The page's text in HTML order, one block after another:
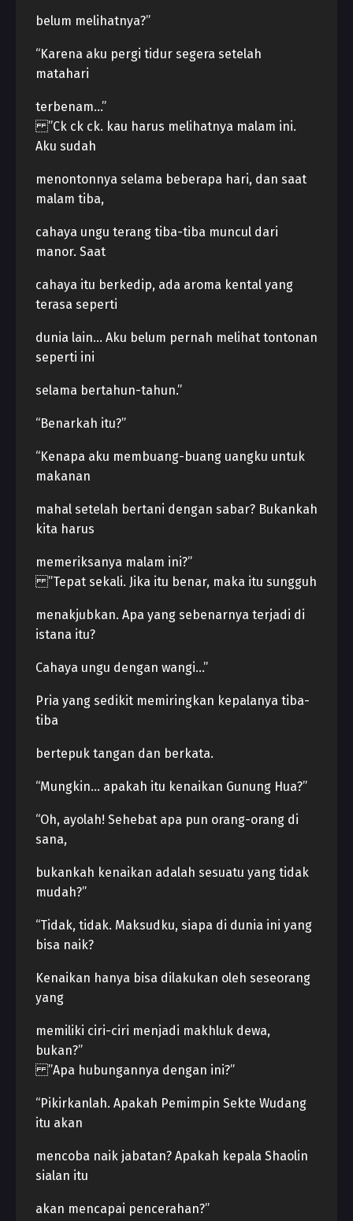
belum melihatnya?”
“Karena aku pergi tidur segera setelah
matahari
terbenam…”
”Ck ck ck. kau harus melihatnya malam ini.
Aku sudah
menontonnya selama beberapa hari, dan saat
malam tiba,
cahaya ungu terang tiba-tiba muncul dari
manor. Saat
cahaya itu berkedip, ada aroma kental yang
terasa seperti
dunia lain… Aku belum pernah melihat tontonan
seperti ini
selama bertahun-tahun.”
“Benarkah itu?”
“Kenapa aku membuang-buang uangku untuk
makanan
mahal setelah bertani dengan sabar? Bukankah
kita harus
memeriksanya malam ini?”
”Tepat sekali. Jika itu benar, maka itu sungguh
menakjubkan. Apa yang sebenarnya terjadi di
istana itu?
Cahaya ungu dengan wangi…”
Pria yang sedikit memiringkan kepalanya tiba-
tiba
bertepuk tangan dan berkata.
“Mungkin… apakah itu kenaikan Gunung Hua?”
“Oh, ayolah! Sehebat apa pun orang-orang di
sana,
bukankah kenaikan adalah sesuatu yang tidak
mudah?”
“Tidak, tidak. Maksudku, siapa di dunia ini yang
bisa naik?
Kenaikan hanya bisa dilakukan oleh seseorang
yang
memiliki ciri-ciri menjadi makhluk dewa,
bukan?”
”Apa hubungannya dengan ini?”
“Pikirkanlah. Apakah Pemimpin Sekte Wudang
itu akan
mencoba naik jabatan? Apakah kepala Shaolin
sialan itu
akan mencapai pencerahan?”